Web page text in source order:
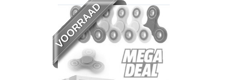
VOORRAAD